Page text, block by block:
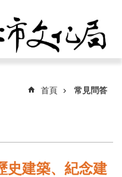
首頁 常見問答
史建築、紀念建